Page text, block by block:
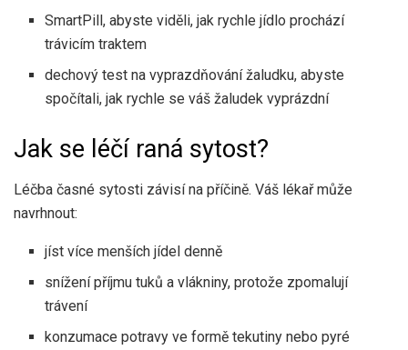
SmartPill, abyste viděli, jak rychle jídlo prochází
trávicím traktem
dechový test na vyprazdňování žaludku, abyste
spočítali, jak rychle se váš žaludek vyprázdní
Jak se léčí raná sytost?
Léčba časné sytosti závisí na příčině. Váš lékař může
navrhnout:
jíst více menších jídel denně
snížení příjmu tuků a vlákniny, protože zpomalují
trávení
konzumace potravy ve formě tekutiny nebo pyré